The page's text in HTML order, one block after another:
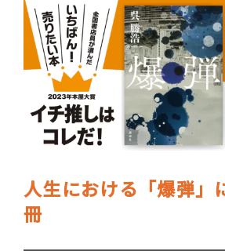
人生における「爆弾」
冊